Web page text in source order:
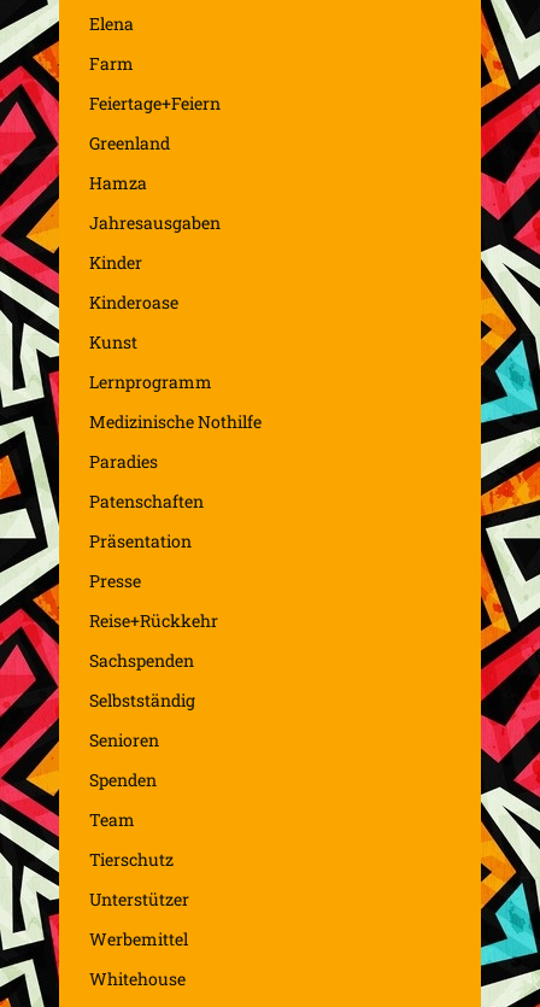
Elena
Farm
Feiertage+Feiern
Greenland
Hamza
Jahresausgaben
Kinder
Kinderoase
Kunst
Lernprogramm
Medizinische Nothilfe
Paradies
Patenschaften
Präsentation
Presse
Reise+Rückkehr
Sachspenden
Selbstständig
Senioren
Spenden
Team
Tierschutz
Unterstützer
Werbemittel
Whitehouse